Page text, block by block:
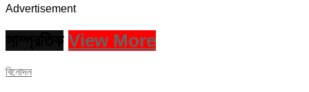
Advertisement
View More
বিনোদন